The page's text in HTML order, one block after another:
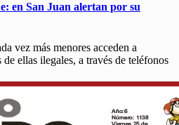
en San Juan alertan por su
vez más menores acceden a
ellas ilegales, a través de teléfonos